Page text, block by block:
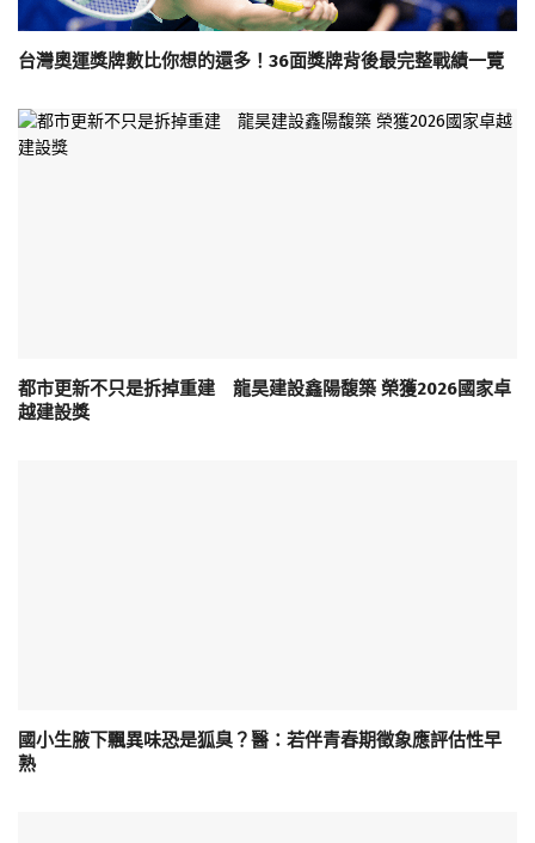
台灣奧運獎牌數比你想的還多！36面獎牌背後最完整戰績一覽
都市更新不只是拆掉重建 龍昊建設鑫陽馥築 榮獲2026國家卓
越建設獎
國小生腋下飄異味恐是狐臭？醫：若伴青春期徵象應評估性早
熟